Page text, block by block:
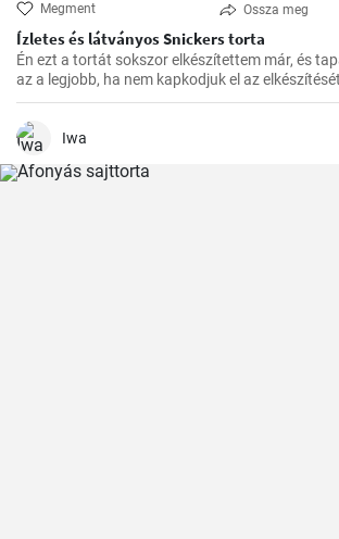
Megment Ossza meg
Ízletes és látványos Snickers torta
Én ezt a tortát sokszor elkészítettem már, és
az a legjobb, ha nem kapkodjuk el az
mindig türelmetlenül várja, de megéri kivárni,
megfelelően megszilárduljon. Így lesz igazán
végeredmény!
Iwa